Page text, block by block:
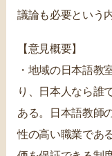
議論も必要という
【意見概要】
・地域の日本語教
り、日本人なら誰
ある。日本語教師
性の高い職業であ